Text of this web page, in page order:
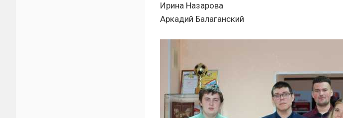
Ирина Назарова
Аркадий Балаганский